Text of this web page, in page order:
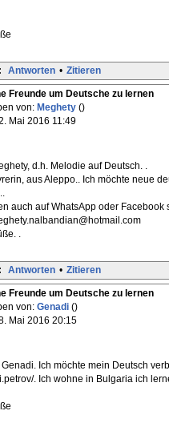
Antworten • Zitieren
Freunde um Deutsche zu lernen
von: Meghety ()
Mai 2016 11:49
d.h. Melodie auf Deutsch. .
aus Aleppo.. Ich möchte neue
auch auf WhatsApp oder Facebook
.
Antworten • Zitieren
Freunde um Deutsche zu lernen
von: Genadi ()
Mai 2016 20:15
Ich möchte mein Deutsch
. Ich wohne in Bulgaria ich